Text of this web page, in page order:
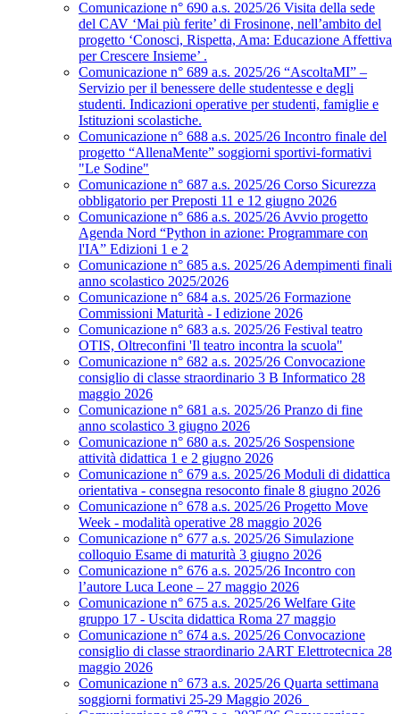
Comunicazione n° 690 a.s. 2025/26 Visita della sede
del CAV ‘Mai più ferite’ di Frosinone, nell’ambito del
progetto ‘Conosci, Rispetta, Ama: Educazione Affettiva
per Crescere Insieme’ .
Comunicazione n° 689 a.s. 2025/26 “AscoltaMI” –
Servizio per il benessere delle studentesse e degli
studenti. Indicazioni operative per studenti, famiglie e
Istituzioni scolastiche.
Comunicazione n° 688 a.s. 2025/26 Incontro finale del
progetto “AllenaMente” soggiorni sportivi‑formativi
"Le Sodine"
Comunicazione n° 687 a.s. 2025/26 Corso Sicurezza
obbligatorio per Preposti 11 e 12 giugno 2026
Comunicazione n° 686 a.s. 2025/26 Avvio progetto
Agenda Nord “Python in azione: Programmare con
l'IA” Edizioni 1 e 2
Comunicazione n° 685 a.s. 2025/26 Adempimenti finali
anno scolastico 2025/2026
Comunicazione n° 684 a.s. 2025/26 Formazione
Commissioni Maturità - I edizione 2026
Comunicazione n° 683 a.s. 2025/26 Festival teatro
OTIS, Oltreconfini 'Il teatro incontra la scuola"
Comunicazione n° 682 a.s. 2025/26 Convocazione
consiglio di classe straordinario 3 B Informatico 28
maggio 2026
Comunicazione n° 681 a.s. 2025/26 Pranzo di fine
anno scolastico 3 giugno 2026
Comunicazione n° 680 a.s. 2025/26 Sospensione
attività didattica 1 e 2 giugno 2026
Comunicazione n° 679 a.s. 2025/26 Moduli di didattica
orientativa - consegna resoconto finale 8 giugno 2026
Comunicazione n° 678 a.s. 2025/26 Progetto Move
Week - modalità operative 28 maggio 2026
Comunicazione n° 677 a.s. 2025/26 Simulazione
colloquio Esame di maturità 3 giugno 2026
Comunicazione n° 676 a.s. 2025/26 Incontro con
l’autore Luca Leone – 27 maggio 2026
Comunicazione n° 675 a.s. 2025/26 Welfare Gite
gruppo 17 - Uscita didattica Roma 27 maggio
Comunicazione n° 674 a.s. 2025/26 Convocazione
consiglio di classe straordinario 2ART Elettrotecnica 28
maggio 2026
Comunicazione n° 673 a.s. 2025/26 Quarta settimana
soggiorni formativi 25-29 Maggio 2026